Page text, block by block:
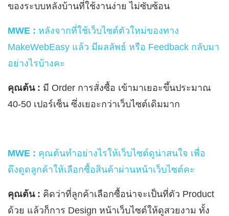
ของระบบหลังบ้านที่ใช้งานง่าย ไม่ซับซ้อน
MWE : หลังจากที่ใช้เว็บไซต์ตัวใหม่ของทาง
MakeWebEasy แล้ว มีผลลัพธ์ หรือ Feedback กลับมา
อย่างไรบ้างคะ
คุณต้น : มี Order การสั่งซื้อ เข้ามาเยอะขึ้นประมาณ
40-50 เปอร์เซ็น ซึ่งเยอะกว่าเว็บไซต์เดิมมาก
MWE : คุณต้นทำอย่างไรให้เว็บไซต์ดูน่าสนใจ เพื่อ
ดึงดูดลูกค้าให้เลือกซื้อสินค้าผ่านหน้าเว็บไซต์คะ
คุณต้น : คิดว่าที่ลูกค้าเลือกซื้อน่าจะเป็นที่ตัว Product
ด้วย แล้วก็การ Design หน้าเว็บไซต์ให้ดูสวยงาม ทั้ง